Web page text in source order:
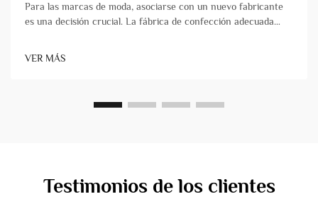
Para las marcas de moda, asociarse con un nuevo fabricante
es una decisión crucial. La fábrica de confección adecuada
transformando de forma fiable los diseños en productos de
alta calidad que llegan puntualmente. Por el contrario, ch...
VER MÁS
Testimonios de los clientes